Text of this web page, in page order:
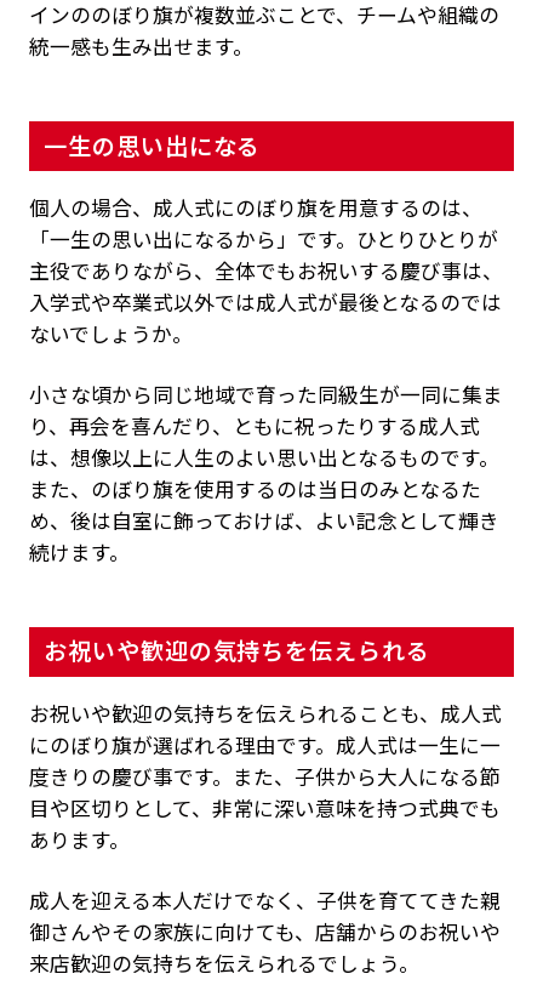
インののぼり旗が複数並ぶことで、チームや組織の
統一感も生み出せます。
一生の思い出になる
個人の場合、成人式にのぼり旗を用意するのは、
「一生の思い出になるから」です。ひとりひとりが
主役でありながら、全体でもお祝いする慶び事は、
入学式や卒業式以外では成人式が最後となるのでは
ないでしょうか。
小さな頃から同じ地域で育った同級生が一同に集ま
り、再会を喜んだり、ともに祝ったりする成人式
は、想像以上に人生のよい思い出となるものです。
また、のぼり旗を使用するのは当日のみとなるた
め、後は自室に飾っておけば、よい記念として輝き
続けます。
お祝いや歓迎の気持ちを伝えられる
お祝いや歓迎の気持ちを伝えられることも、成人式
にのぼり旗が選ばれる理由です。成人式は一生に一
度きりの慶び事です。また、子供から大人になる節
目や区切りとして、非常に深い意味を持つ式典でも
あります。
成人を迎える本人だけでなく、子供を育ててきた親
御さんやその家族に向けても、店舗からのお祝いや
来店歓迎の気持ちを伝えられるでしょう。